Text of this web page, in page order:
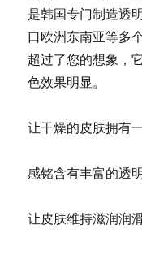
是韩国专门制造透
口欧洲东南亚等多
超过了您的想象，
色效果明显。
让干燥的皮肤拥有
感铭含有丰富的透
让皮肤维持滋润润